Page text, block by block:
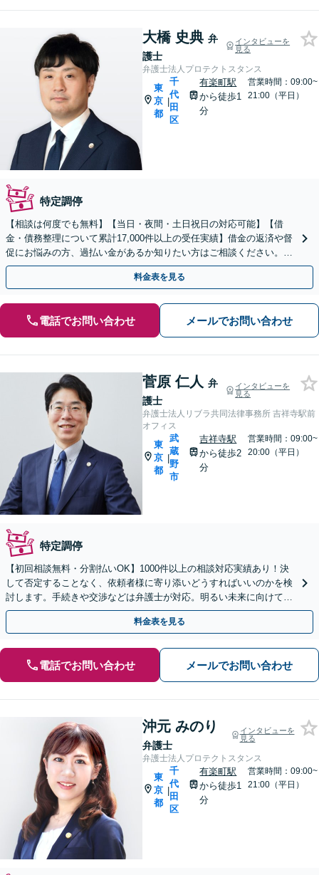
大橋 史典 弁
護士
インタビューを
見る
弁護士法人プロテクトスタンス
東
京
都
|
千
代
田
区
有楽町駅
から徒歩1
分
営業時間：09:00~
21:00（平日）
特定調停
【相談は何度でも無料】【当日・夜間・土日祝日の対応可能】【借
金・債務整理について累計17,000件以上の受任実績】借金の返済や督
促にお悩みの方、過払い金があるか知りたい方はご相談ください。ベ
ストな解決策を提案いたします。
料金表を見る
電話でお問い合わせ メールでお問い合わせ
菅原 仁人 弁
護士
インタビューを
見る
弁護士法人リブラ共同法律事務所 吉祥寺駅前
オフィス
東
京
都
|
武
蔵
野
市
吉祥寺駅
から徒歩2
分
営業時間：09:00~
20:00（平日）
特定調停
【初回相談無料・分割払いOK】1000件以上の相談対応実績あり！決
して否定することなく、依頼者様に寄り添いどうすればいいのかを検
討します。手続きや交渉などは弁護士が対応。明るい未来に向けて一
緒に頑張りましょう【休日・夜間相談可】【完全個室】
料金表を見る
電話でお問い合わせ メールでお問い合わせ
沖元 みのり
弁護士
インタビューを
見る
弁護士法人プロテクトスタンス
東
京
都
|
千
代
田
区
有楽町駅
から徒歩1
分
営業時間：09:00~
21:00（平日）